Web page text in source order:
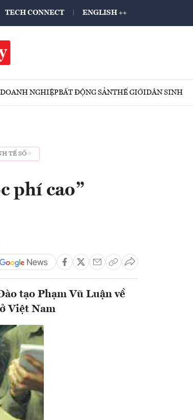
TECH CONNECT ENGLISH ++
DOANH NGHIỆPBẤT ĐỘNG SẢNTHẾ GIỚIDÂN SINH
TẾ SỐ
phí cao”
tạo Phạm Vũ Luận về
Việt Nam